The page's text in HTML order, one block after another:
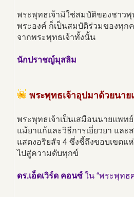
พระพุทธเจ้ามิใช่สมบัติของชาว
พระองค์ ก็เป็นสมบัติร่วมของทุก
จากพระพุทธเจ้าทั้งนั้น
นักปราชญ์มุสลิม
พระพุทธเจ้าอุปมาด้วยนา
พระพุทธเจ้าเป็นเสมือนนายแพ
แม้ยาแก้และวิธีการเยี่ยวยา แล
แสดงอริยสัจ 4 ซึ่งชี้ถึงขอบเขต
ไปสู่ความดับทุกข์
ดร.เอ็ดเวิร์ด คอนซ์ ใน “พระพุทธ